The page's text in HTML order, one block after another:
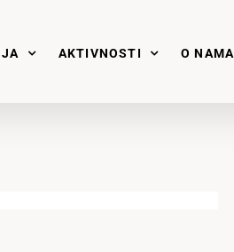
AKTIVNOSTI O NAMA